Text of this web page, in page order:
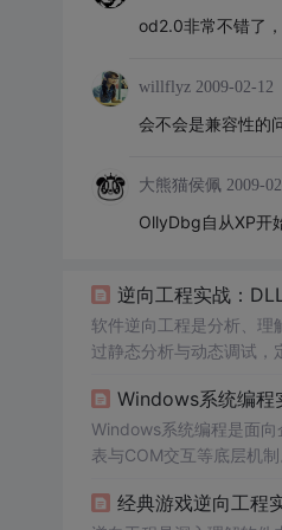
od2.0非常不错了
willflyz 2009-02-12
会不会是兼容性的
大熊猫侯佩 2009-
OllyDbg自从XP开
逆向工程实战：
软件逆向工程是分析、理
过静态分析与动态调试，
过加载伪造的代理DLL，
其非侵入性、灵活性与
Windows系统编程
Windows系统编程是面
表与COM交互等底层机
问题。这类知识无法从通
经典游戏逆向工程